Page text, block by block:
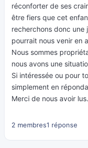
réconforter de ses
être fiers que cet
recherchons donc une
pourrait nous venir en
Nous sommes
nous avons une
Si intéressée ou pour
simplement en
Merci de nous avoir lus.
2 membres1 réponse